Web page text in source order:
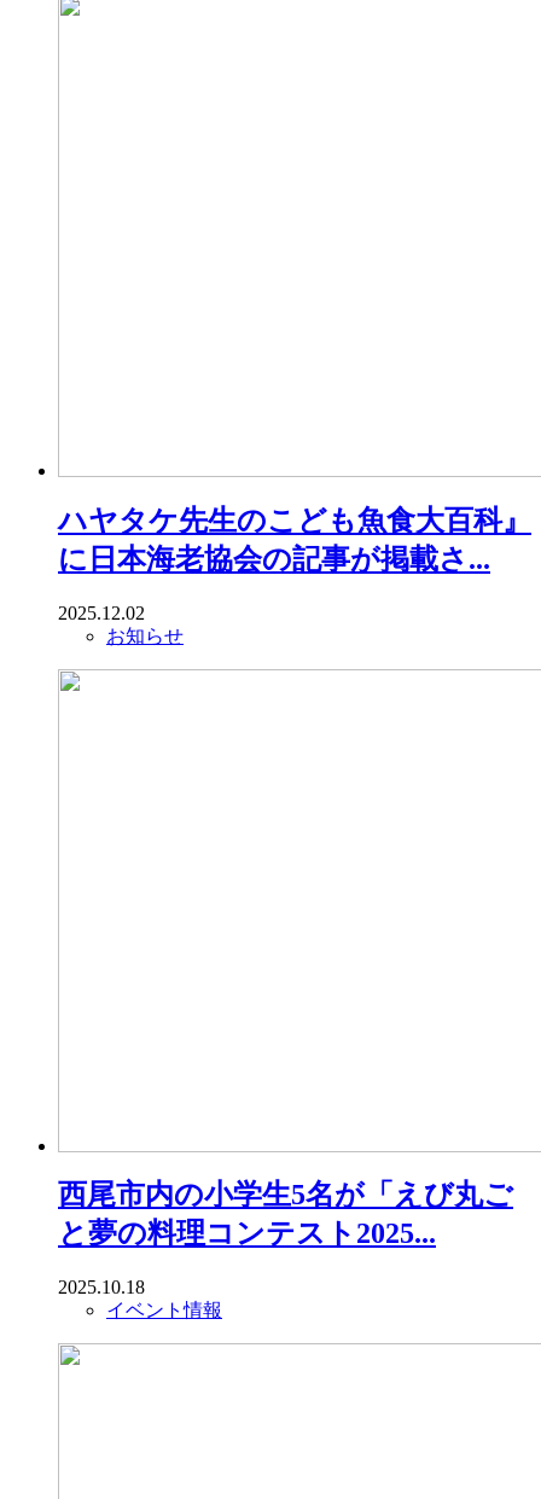
ハヤタケ先生のこども魚食大百科』
に日本海老協会の記事が掲載さ...
2025.12.02
お知らせ
西尾市内の小学生5名が「えび丸ご
と夢の料理コンテスト2025...
2025.10.18
イベント情報